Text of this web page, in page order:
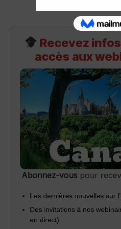
Recevez
accès aux
Abonnez-vouspour
Les dernières nouvelles sur
Des invitations à nos
en direct)